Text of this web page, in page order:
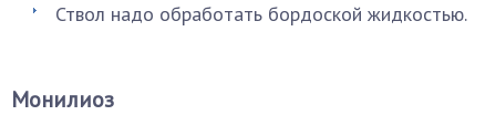
Ствол надо обработать бордоской жидкостью.
Монилиоз